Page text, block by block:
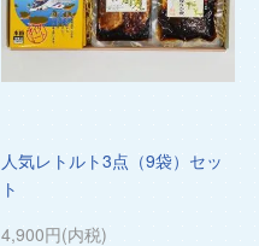
人気レトルト3点（9袋）セッ
ト
4,900円(内税)